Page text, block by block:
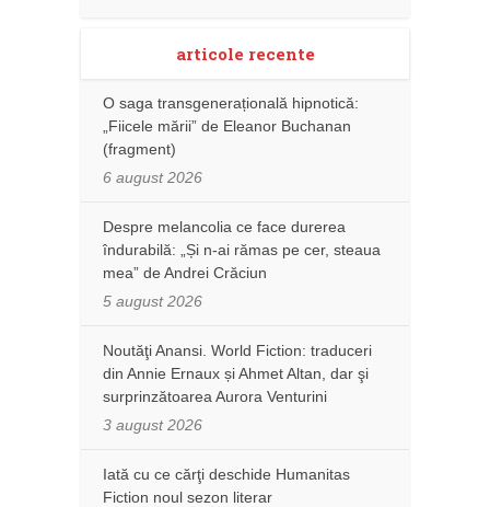
articole recente
O saga transgenerațională hipnotică:
„Fiicele mării” de Eleanor Buchanan
(fragment)
6 august 2026
Despre melancolia ce face durerea
îndurabilă: „Și n-ai rămas pe cer, steaua
mea” de Andrei Crăciun
5 august 2026
Noutăţi Anansi. World Fiction: traduceri
din Annie Ernaux și Ahmet Altan, dar şi
surprinzătoarea Aurora Venturini
3 august 2026
Iată cu ce cărţi deschide Humanitas
Fiction noul sezon literar